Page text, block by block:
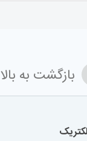
بازگشت به بالا